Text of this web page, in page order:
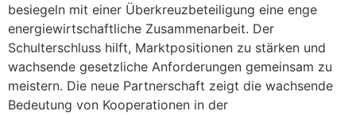
besiegeln mit einer Überkreuzbeteiligung eine enge
energiewirtschaftliche Zusammenarbeit. Der
Schulterschluss hilft, Marktpositionen zu stärken und
wachsende gesetzliche Anforderungen gemeinsam zu
meistern. Die neue Partnerschaft zeigt die wachsende
Bedeutung von Kooperationen in der